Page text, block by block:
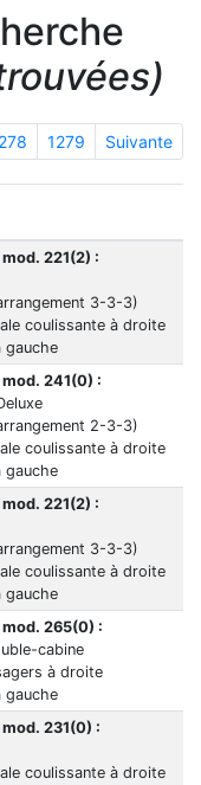
1279 Suivante
221(2) :
3-3-3)
coulissante à droite
gauche
241(0) :
2-3-3)
coulissante à droite
gauche
221(2) :
3-3-3)
coulissante à droite
gauche
265(0) :
cabine
à droite
gauche
231(0) :
coulissante à droite